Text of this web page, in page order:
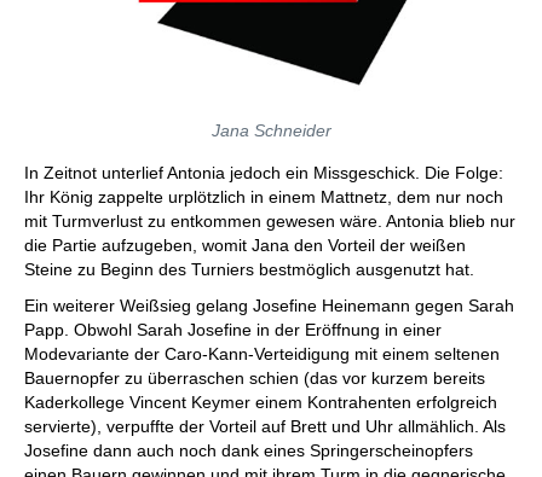
Jana Schneider
In Zeitnot unterlief Antonia jedoch ein Missgeschick. Die Folge:
Ihr König zappelte urplötzlich in einem Mattnetz, dem nur noch
mit Turmverlust zu entkommen gewesen wäre. Antonia blieb nur
die Partie aufzugeben, womit Jana den Vorteil der weißen
Steine zu Beginn des Turniers bestmöglich ausgenutzt hat.
Ein weiterer Weißsieg gelang Josefine Heinemann gegen Sarah
Papp. Obwohl Sarah Josefine in der Eröffnung in einer
Modevariante der Caro-Kann-Verteidigung mit einem seltenen
Bauernopfer zu überraschen schien (das vor kurzem bereits
Kaderkollege Vincent Keymer einem Kontrahenten erfolgreich
servierte), verpuffte der Vorteil auf Brett und Uhr allmählich. Als
Josefine dann auch noch dank eines Springerscheinopfers